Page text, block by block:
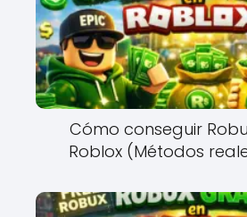
Cómo conseguir
Roblox (Métodos